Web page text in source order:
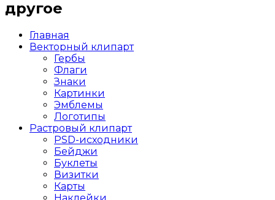
другое
Главная
Векторный клипарт
Гербы
Флаги
Знаки
Картинки
Эмблемы
Логотипы
Растровый клипарт
PSD-исходники
Бейджи
Буклеты
Визитки
Карты